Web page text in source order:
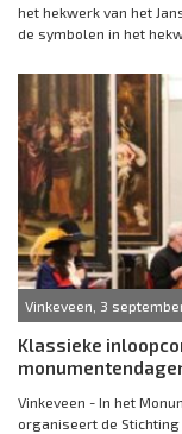
het hekwerk van het
de symbolen in het
Vinkeveen, 3
Klassieke
Vinkeveen - In het
organiseert de